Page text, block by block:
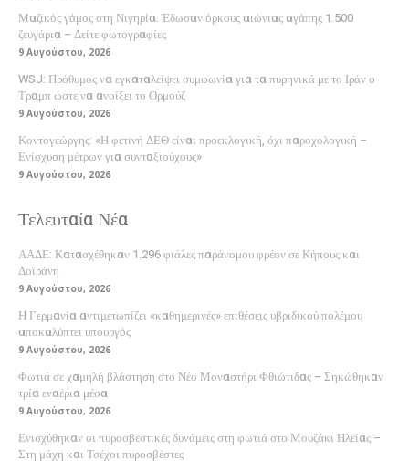
Μαζικός γάμος στη Νιγηρία: Έδωσαν όρκους αιώνιας αγάπης 1.500
ζευγάρια – Δείτε φωτογραφίες
9 Αυγούστου, 2026
WSJ: Πρόθυμος να εγκαταλείψει συμφωνία για τα πυρηνικά με το Ιράν ο
Τραμπ ώστε να ανοίξει το Ορμούζ
9 Αυγούστου, 2026
Κοντογεώργης: «Η φετινή ΔΕΘ είναι προεκλογική, όχι παροχολογική –
Ενίσχυση μέτρων για συνταξιούχους»
9 Αυγούστου, 2026
Τελευταία Νέα
ΑΑΔΕ: Κατασχέθηκαν 1.296 φιάλες παράνομου φρέον σε Κήπους και
Δοϊράνη
9 Αυγούστου, 2026
Η Γερμανία αντιμετωπίζει «καθημερινές» επιθέσεις υβριδικού πολέμου
αποκαλύπτει υπουργός
9 Αυγούστου, 2026
Φωτιά σε χαμηλή βλάστηση στο Νέο Μοναστήρι Φθιώτιδας – Σηκώθηκαν
τρία εναέρια μέσα
9 Αυγούστου, 2026
Ενισχύθηκαν οι πυροσβεστικές δυνάμεις στη φωτιά στο Μουζάκι Ηλείας –
Στη μάχη και Τσέχοι πυροσβέστες